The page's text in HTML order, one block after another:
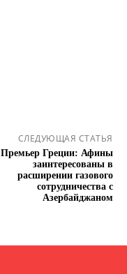
СЛЕДУЮЩАЯ СТАТЬЯ
Премьер Греции: Афины
заинтересованы в
расширении газового
сотрудничества с
Азербайджаном